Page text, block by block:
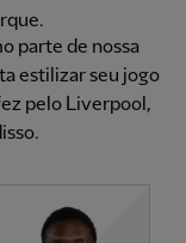
parte de nossa
estilizar seu jogo
pelo Liverpool,